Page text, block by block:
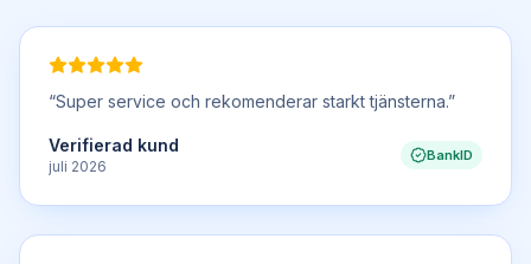
“Super service och rekomenderar starkt tjänsterna.”
Verifierad kund
juli 2026
BankID